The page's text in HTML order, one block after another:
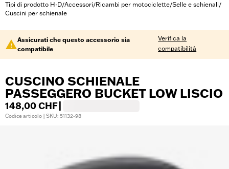
Tipi di prodotto H-D/Accessori/Ricambi per motociclette/Selle e schienali/
Cuscini per schienale
Assicurati che questo accessorio sia
compatibile
Verifica la
compatibilità
CUSCINO SCHIENALE
PASSEGGERO BUCKET LOW LISCIO
148,00 CHF
Codice articolo | SKU: 51132-98